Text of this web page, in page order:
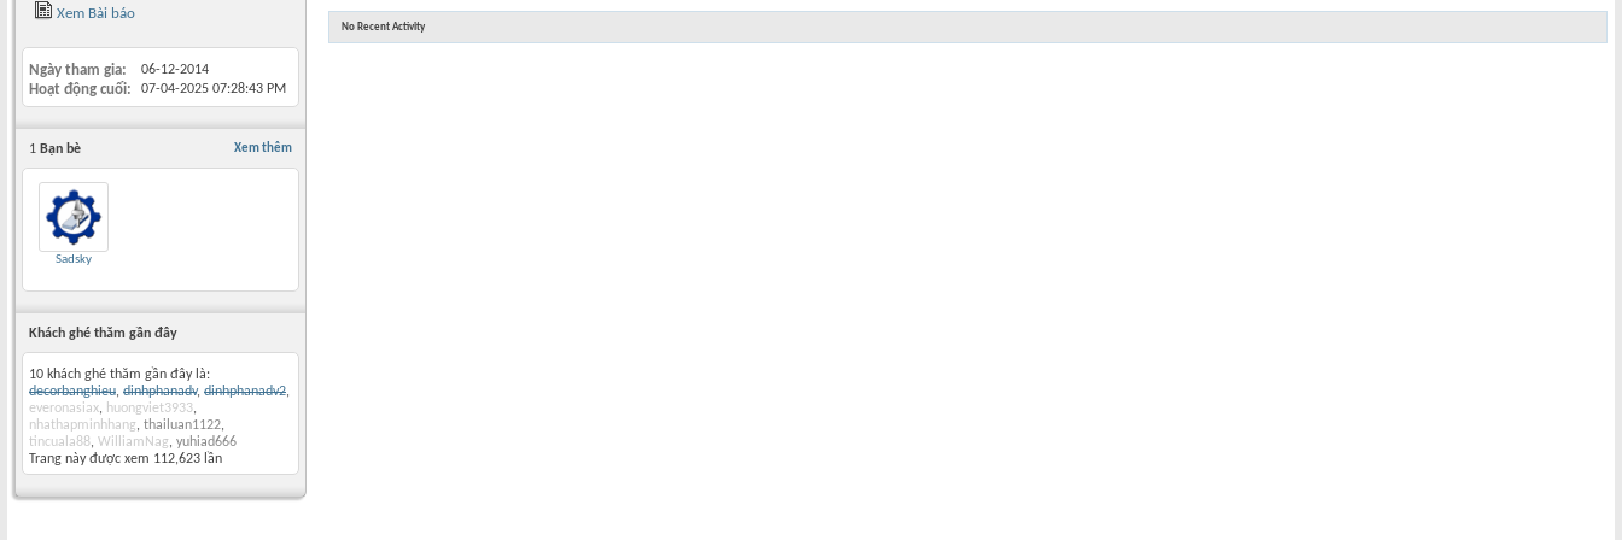
Xem Bài báo
Ngày tham gia 06-12-2014
Hoạt động cuối 07-04-2025 07:28:43 PM
Xem thêm
1 Bạn bè
Sadsky
Khách ghé thăm gần đây
10 khách ghé thăm gần đây là:
decorbanghieu, dinhphanadv, dinhphanadv2,
everonasiax, huongviet3933,
nhathapminhhang, thailuan1122,
tincuala88, WilliamNag, yuhiad666
Trang này được xem 112,623 lần
No Recent Activity